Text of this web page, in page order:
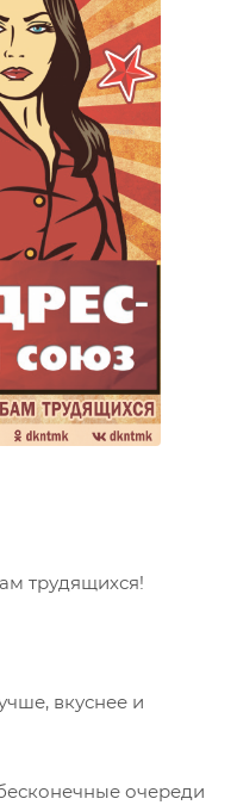
трудящихся!
вкуснее и
очереди